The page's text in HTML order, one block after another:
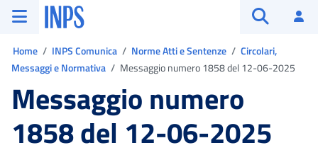
Vai al menu principale
Vai al contenuto principale
Vai al pie' di pagina
INPS ()
Home INPS Comunica Norme Atti e Sentenze
Circolari,
Messaggi e Normativa
Messaggio numero 1858 del 12-06-2025
Messaggio numero
1858 del 12-06-2025